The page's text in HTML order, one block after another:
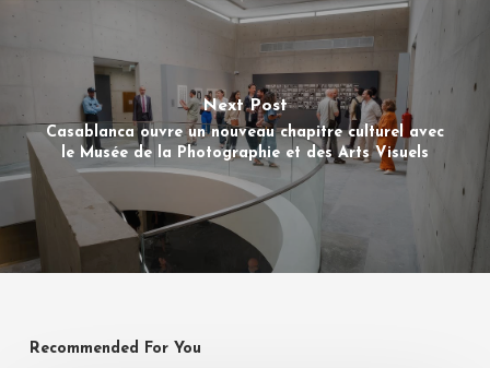
Next Post
Casablanca ouvre un nouveau chapitre culturel avec
le Musée de la Photographie et des Arts Visuels
Recommended For You